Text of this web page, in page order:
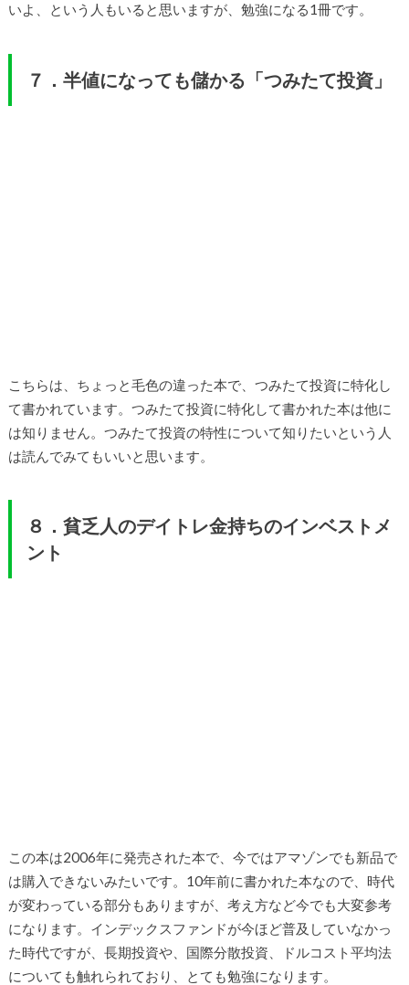
いよ、という人もいると思いますが、勉強になる1冊です。
７．半値になっても儲かる「つみたて投資」
こちらは、ちょっと毛色の違った本で、つみたて投資に特化し
て書かれています。つみたて投資に特化して書かれた本は他に
は知りません。つみたて投資の特性について知りたいという人
は読んでみてもいいと思います。
８．貧乏人のデイトレ金持ちのインベストメ
ント
この本は2006年に発売された本で、今ではアマゾンでも新品で
は購入できないみたいです。10年前に書かれた本なので、時代
が変わっている部分もありますが、考え方など今でも大変参考
になります。インデックスファンドが今ほど普及していなかっ
た時代ですが、長期投資や、国際分散投資、ドルコスト平均法
についても触れられており、とても勉強になります。